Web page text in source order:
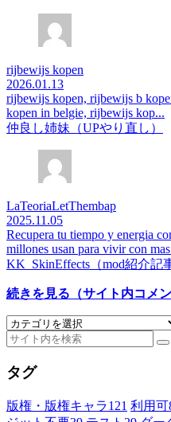
rijbewijs kopen
2026.01.13
rijbewijs kopen, rijbewijs b
kopen in belgie, rijbewijs kop...
仲良し姉妹（UPやり直し）
LaTeoriaLetThembap
2025.11.05
Recupera tu tiempo y energia
millones usan para vivir con
KK_SkinEffects（mod紹介記
続きを見る（サイト内コメン
タグ
版権・版権キャラ121 利用可